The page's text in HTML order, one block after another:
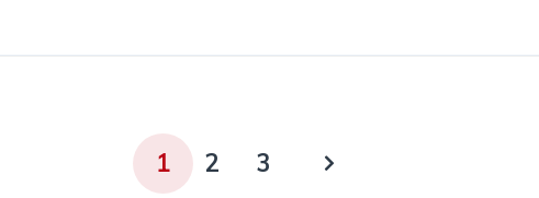
1 2 3